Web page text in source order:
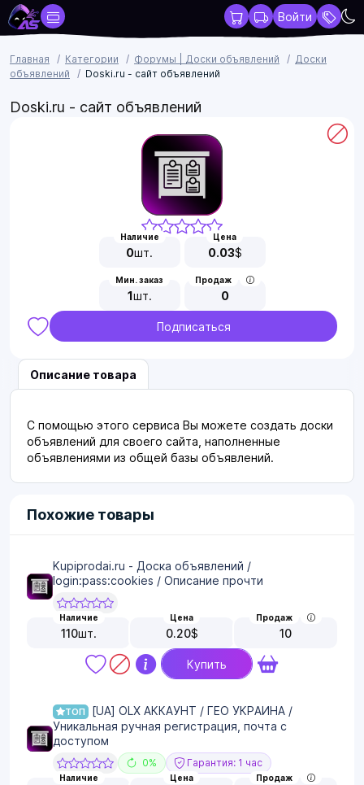
Войти
Главная Категории Форумы | Доски объявлений
Доски
объявлений
Doski.ru - сайт объявлений
Doski.ru - сайт объявлений
Наличие
0шт.
Цена
0.03$
Мин. заказ
1шт.
Продаж
0
Подписаться
Описание товара
С помощью этого сервиса Вы можете создать доски
объявлений для своего сайта, наполненные
объявлениями из общей базы объявлений.
Похожие товары
Kupiprodai.ru - Доска объявлений /
login:pass:cookies / Описание прочти
Наличие
110шт.
Цена
0.20$
Продаж
10
Купить
ТОП
[UA] OLX АККАУНТ / ГЕО УКРАИНА /
Уникальная ручная регистрация, почта с
доступом
0% Гарантия: 1 час
Наличие Цена Продаж